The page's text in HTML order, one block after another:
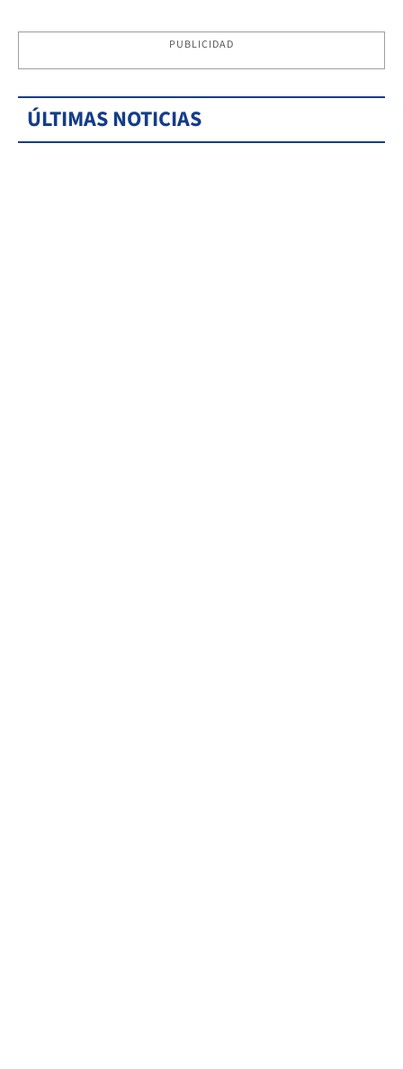
PUBLICIDAD
ÚLTIMAS NOTICIAS